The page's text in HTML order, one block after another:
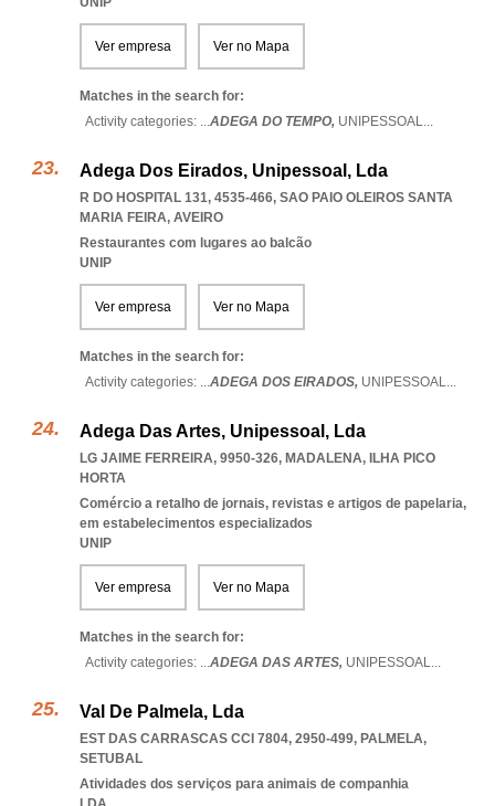
Ver empresa Ver no Mapa
Matches in the search for:
Activity categories: ...ADEGA DO TEMPO, UNIPESSOAL...
Adega Dos Eirados, Unipessoal, Lda
R DO HOSPITAL 131, 4535-466, SAO PAIO OLEIROS SANTA
MARIA FEIRA, AVEIRO
Restaurantes com lugares ao balcão
UNIP
Ver empresa Ver no Mapa
Matches in the search for:
Activity categories: ...ADEGA DOS EIRADOS, UNIPESSOAL...
Adega Das Artes, Unipessoal, Lda
LG JAIME FERREIRA, 9950-326, MADALENA, ILHA PICO
HORTA
Comércio a retalho de jornais, revistas e artigos de papelaria,
em estabelecimentos especializados
UNIP
Ver empresa Ver no Mapa
Matches in the search for:
Activity categories: ...ADEGA DAS ARTES, UNIPESSOAL...
Val De Palmela, Lda
EST DAS CARRASCAS CCI 7804, 2950-499, PALMELA,
SETUBAL
Atividades dos serviços para animais de companhia